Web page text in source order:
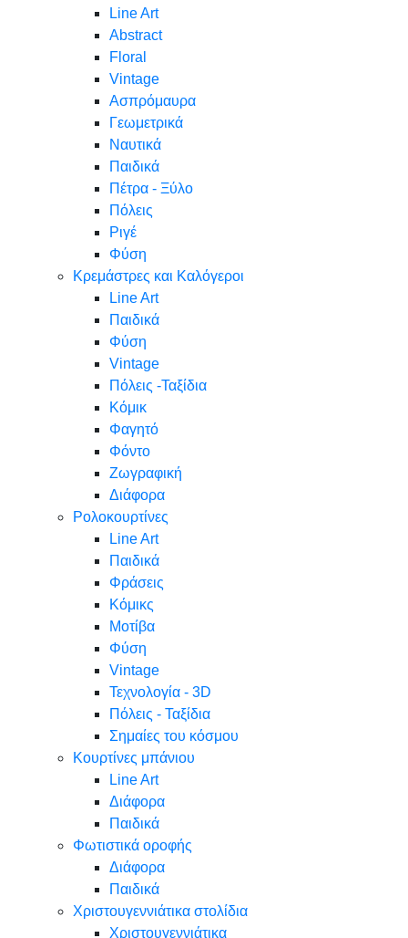
Line Art
Abstract
Floral
Vintage
Ασπρόμαυρα
Γεωμετρικά
Ναυτικά
Παιδικά
Πέτρα - Ξύλο
Πόλεις
Ριγέ
Φύση
Κρεμάστρες και Καλόγεροι
Line Art
Παιδικά
Φύση
Vintage
Πόλεις -Ταξίδια
Κόμικ
Φαγητό
Φόντο
Ζωγραφική
Διάφορα
Ρολοκουρτίνες
Line Art
Παιδικά
Φράσεις
Κόμικς
Μοτίβα
Φύση
Vintage
Τεχνολογία - 3D
Πόλεις - Ταξίδια
Σημαίες του κόσμου
Κουρτίνες μπάνιου
Line Art
Διάφορα
Παιδικά
Φωτιστικά οροφής
Διάφορα
Παιδικά
Χριστουγεννιάτικα στολίδια
Χριστουγεννιάτικα